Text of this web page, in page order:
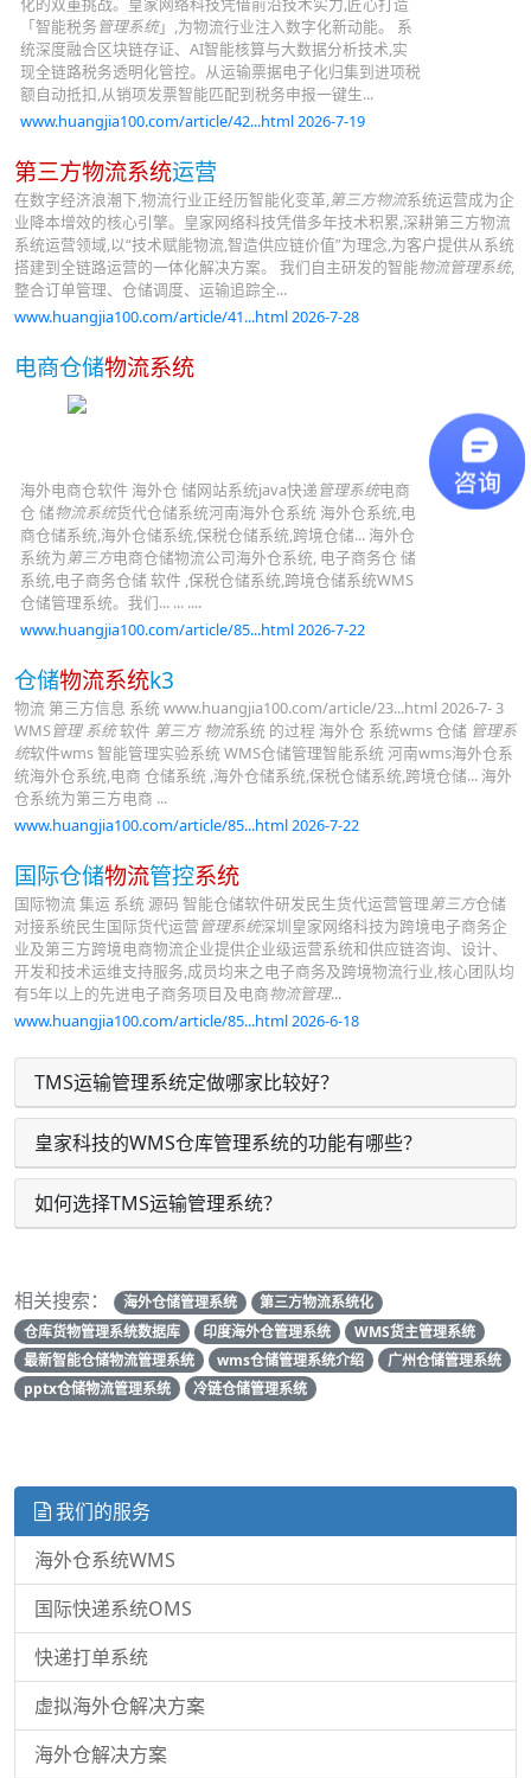
「智能税务管理系统」,为物流行业注入数字化新动能。 系
统深度融合区块链存证、AI智能核算与大数据分析技术,实
现全链路税务透明化管控。从运输票据电子化归集到进项税
额自动抵扣,从销项发票智能匹配到税务申报一键生...
www.huangjia100.com/article/42...html 2026-7-19
第三方物流系统运营
在数字经济浪潮下,物流行业正经历智能化变革,第三方物流系统运营成为企
业降本增效的核心引擎。皇家网络科技凭借多年技术积累,深耕第三方物流
系统运营领域,以“技术赋能物流,智造供应链价值”为理念,为客户提供从系统
搭建到全链路运营的一体化解决方案。 我们自主研发的智能物流管理系统,
整合订单管理、仓储调度、运输追踪全...
www.huangjia100.com/article/41...html 2026-7-28
电商仓储物流系统
海外电商仓软件 海外仓 储网站系统java快递管理系统电商
仓 储物流系统货代仓储系统河南海外仓系统 海外仓系统,电
商仓储系统,海外仓储系统,保税仓储系统,跨境仓储... 海外仓
系统为第三方电商仓储物流公司海外仓系统, 电子商务仓 储
系统,电子商务仓储 软件 ,保税仓储系统,跨境仓储系统WMS
仓储管理系统。我们... ... ....
www.huangjia100.com/article/85...html 2026-7-22
仓储物流系统k3
物流 第三方信息 系统 www.huangjia100.com/article/23...html 2026-7- 3
WMS管理 系统软件 第三方 物流系统 的过程 海外仓 系统wms 仓储 管理系
统软件wms 智能管理实验系统 WMS仓储管理智能系统 河南wms海外仓系
统海外仓系统,电商 仓储系统 ,海外仓储系统,保税仓储系统,跨境仓储... 海外
仓系统为第三方电商 ...
www.huangjia100.com/article/85...html 2026-7-22
国际仓储物流管控系统
国际物流 集运 系统 源码 智能仓储软件研发民生货代运营管理第三方仓储
对接系统民生国际货代运营管理系统深圳皇家网络科技为跨境电子商务企
业及第三方跨境电商物流企业提供企业级运营系统和供应链咨询、设计、
开发和技术运维支持服务,成员均来之电子商务及跨境物流行业,核心团队均
有5年以上的先进电子商务项目及电商物流管理...
www.huangjia100.com/article/85...html 2026-6-18
TMS运输管理系统定做哪家比较好？
皇家科技的WMS仓库管理系统的功能有哪些？
如何选择TMS运输管理系统？
相关搜索： 海外仓储管理系统
第三方物流系统化
仓库货物管理系统数据库
印度海外仓管理系统
WMS货主管理系统
最新智能仓储物流管理系统
wms仓储管理系统介绍
广州仓储管理系统
pptx仓储物流管理系统
冷链仓储管理系统
我们的服务
海外仓系统WMS
国际快递系统OMS
快递打单系统
虚拟海外仓解决方案
海外仓解决方案